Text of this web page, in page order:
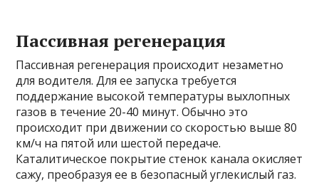
Пассивная регенерация
Пассивная регенерация происходит незаметно
для водителя. Для ее запуска требуется
поддержание высокой температуры выхлопных
газов в течение 20-40 минут. Обычно это
происходит при движении со скоростью выше 80
км/ч на пятой или шестой передаче.
Каталитическое покрытие стенок канала окисляет
сажу, преобразуя ее в безопасный углекислый газ.